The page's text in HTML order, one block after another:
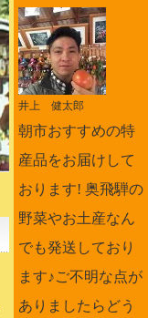
井上 健太郎
朝市おすすめの特
産品をお届けして
おります! 奥飛騨の
野菜やお土産なん
でも発送しており
ます♪ご不明な点が
ありましたらどう